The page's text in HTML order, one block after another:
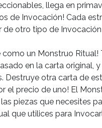
llega en
de Invocación! Cada
otro tipo de
un Monstruo
en la carta
otra carta de
el precio de uno! El
piezas que necesites
que utilices para